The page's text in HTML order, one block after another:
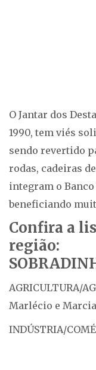
O Jantar dos
1990, tem viés
sendo revertido
rodas, cadeiras
integram o
beneficiando
Confira a
região:
AGRICULTURA/
Marlécio e
INDÚSTRIA/